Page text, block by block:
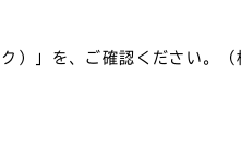
ク）」を、ご確認ください。